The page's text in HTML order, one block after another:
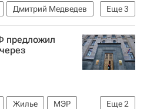
Еще3
Дмитрий Медведев
участки
предложил
Еще2
Жилье
МЭР